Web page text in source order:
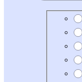
Date de